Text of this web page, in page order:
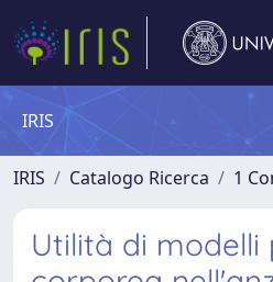
IRIS
IRIS Catalogo Ricerca 1
Utilità di